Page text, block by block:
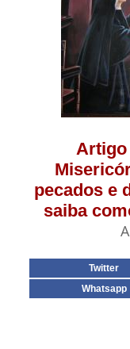
Artigo
pecados e
saiba
Twitter
Whatsapp